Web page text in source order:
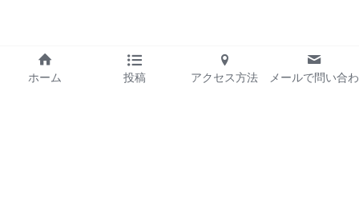
ホーム 投稿 アクセス方法
メールで問い合わ